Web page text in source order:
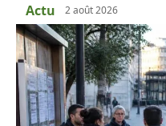
Actu 2 août 2026